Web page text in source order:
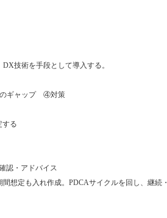
技術を手段として導入する。
ギャップ ④対策
する
・アドバイス
想定も入れ作成。PDCAサイクルを回し、継続・